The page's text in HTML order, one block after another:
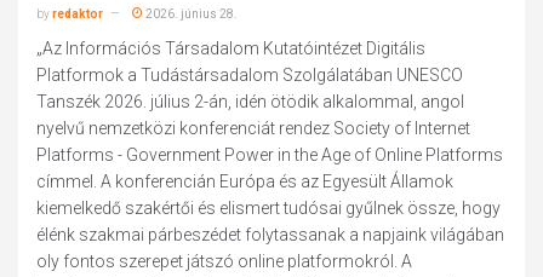
byredaktor 2026. június 28.
„Az Információs Társadalom Kutatóintézet Digitális
Platformok a Tudástársadalom Szolgálatában UNESCO
Tanszék 2026. július 2-án, idén ötödik alkalommal, angol
nyelvű nemzetközi konferenciát rendez Society of Internet
Platforms - Government Power in the Age of Online Platforms
címmel. A konferencián Európa és az Egyesült Államok
kiemelkedő szakértői és elismert tudósai gyűlnek össze, hogy
élénk szakmai párbeszédet folytassanak a napjaink világában
oly fontos szerepet játszó online platformokról. A